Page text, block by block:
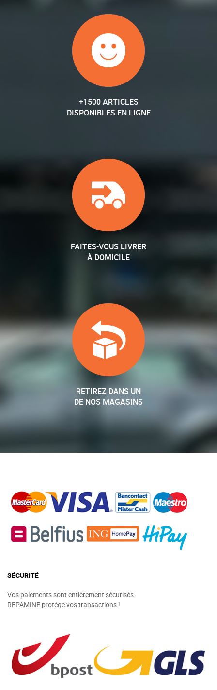
+1500 ARTICLES
DISPONIBLES EN LIGNE
FAITES-VOUS LIVRER
À DOMICILE
RETIREZ DANS UN
DE NOS MAGASINS
SÉCURITÉ
Vos paiements sont entièrement sécurisés.
REPAMINE protège vos transactions !